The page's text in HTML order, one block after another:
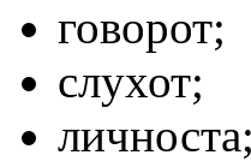
говорот;
слухот;
личноста;